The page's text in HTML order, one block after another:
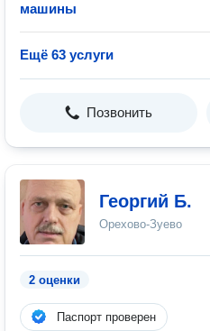
машины
Ещё 63 услуги
Позвонить
Георгий Б.
Орехово-Зуево
2 оценки
Паспорт проверен